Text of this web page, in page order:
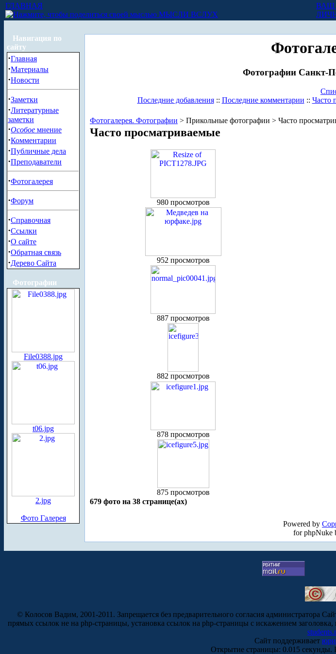
ГЛАВНАЯ
МЫСЛИ ВСЛУХ
ВАШ
Навигация по
сайту
·Главная
·Материалы
·Новости
·Заметки
·Литературные
заметки
·Особое мнение
·Комментарии
·Публичные дела
·Преподаватели
·Фотогалерея
·Форум
·Справочная
·Ссылки
·О сайте
·Обратная связь
·Дерево Сайта
Фотографии
File0388.jpg
t06.jpg
2.jpg
Фото Галерея
Фотографии Санкт-
Последние добавления:: Последние комментарии :: Часто
Фотогалерея. Фотографии > Прикольные фотографии > Часто
Часто просматриваемые
980 просмотров
952 просмотров
887 просмотров
882 просмотров
878 просмотров
875 просмотров
679 фото на 38 странице(ах)
Powered by
for phpNuke
© Колосов Вадим, 2001-2011. Запрещается без предварительного согласия администратора
прямых ссылок не на php-страницы, установка ссылок на php-страницы с искажением заголовка,
Сайт поддерживает
Открытие страницы: 0.015